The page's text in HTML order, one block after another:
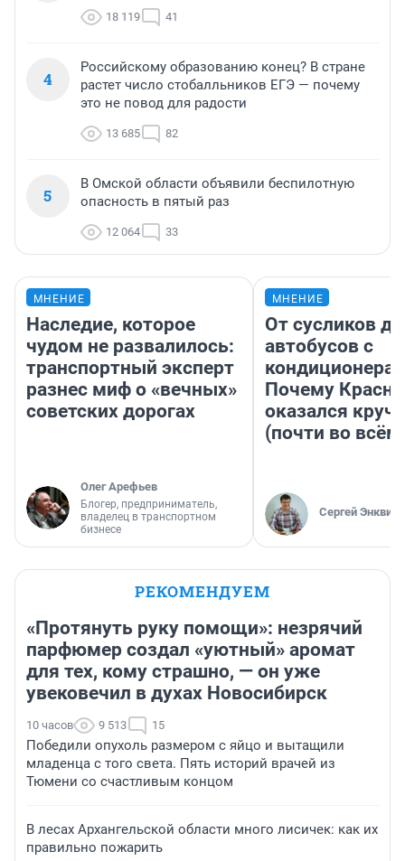
18 119 41
4
Российскому образованию конец? В стране
растет число стобалльников ЕГЭ — почему
это не повод для радости
13 685 82
5
В Омской области объявили беспилотную
опасность в пятый раз
12 064 33
МНЕНИЕ
Наследие, которое
чудом не развалилось:
транспортный эксперт
разнес миф о «вечных»
советских дорогах
Олег Арефьев
Блогер, предприниматель,
владелец в транспортном
бизнесе
МНЕНИЕ
От сусликов до
автобусов с
Почему
оказался
(почти во
Сергей Энквист
РЕКОМЕНДУЕМ
«Протянуть руку помощи»: незрячий
парфюмер создал «уютный» аромат
для тех, кому страшно, — он уже
увековечил в духах Новосибирск
10 часов 9 513 15
Победили опухоль размером с яйцо и вытащили
младенца с того света. Пять историй врачей из
Тюмени со счастливым концом
В лесах Архангельской области много лисичек: как их
правильно пожарить